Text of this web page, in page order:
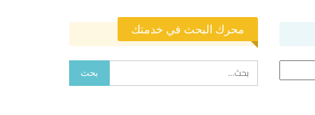
محرك البحث في خدمتك